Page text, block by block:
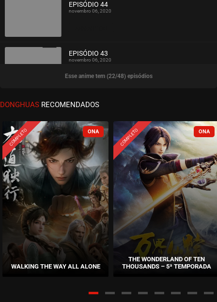
EPISÓDIO 44
novembro 06, 2020
ASSISTIDO
EPISÓDIO 43
novembro 06, 2020
ASSISTIDO
EPISÓDIO 42
ASSISTIDO
EPISÓDIO 41
novembro 06, 2020
ASSISTIDO
EPISÓDIO 40
novembro 06, 2020
EPISÓDIO 39
novembro 06, 2020
Esse anime tem (22/48) episódios
DONGHUAS RECOMENDADOS
COMPLETO
WALKING THE WAY ALL ALONE
COMPLETO
THE WONDERLAND OF TEN
THOUSANDS – 5ª TEMPORADA